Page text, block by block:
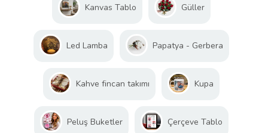
Kanvas Tablo Güller
Led Lamba Papatya - Gerbera
Kahve fincan takımı Kupa
Peluş Buketler Çerçeve Tablo